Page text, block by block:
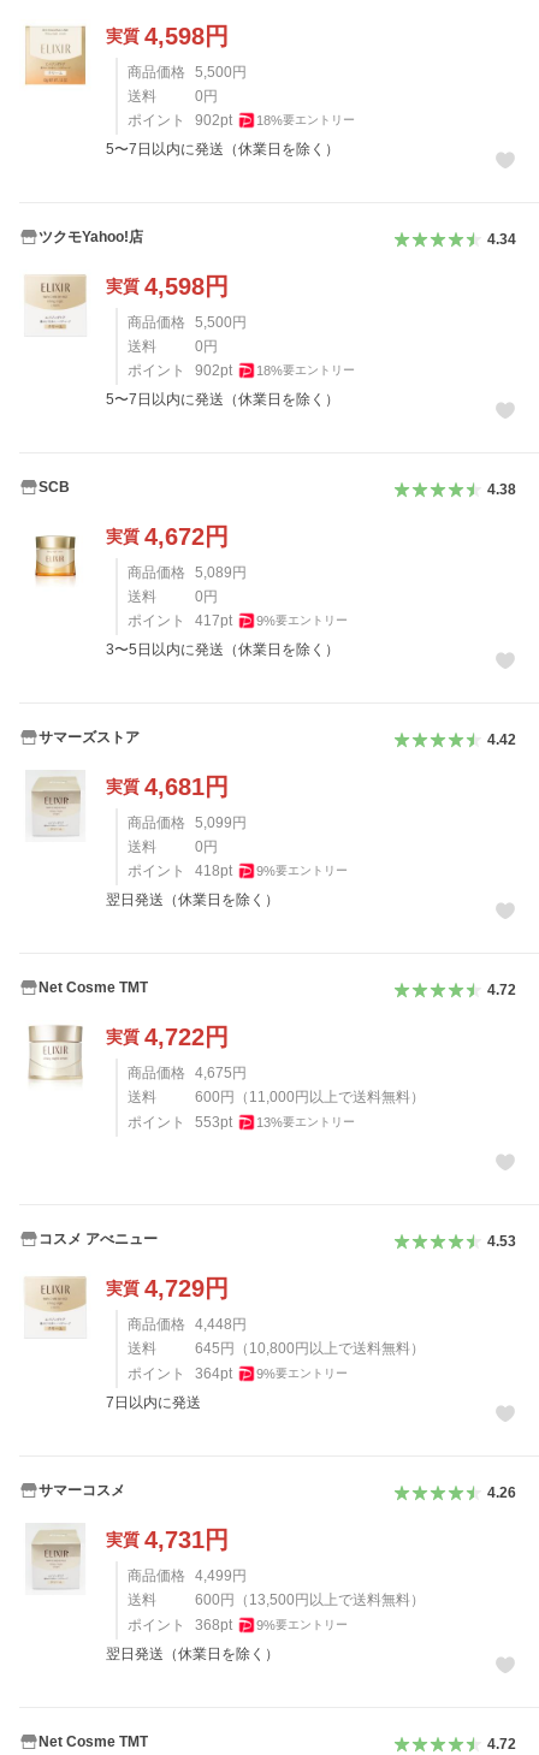
実質 4,598円
商品価格 5,500 円
送料
0 円
ポイント
902pt 18%要エントリー
5〜7日以内に発送（休業日を除く）
ツクモYahoo!店 4.34
実質 4,598円
商品価格 5,500 円
送料
0 円
ポイント
902pt 18%要エントリー
5〜7日以内に発送（休業日を除く）
SCB 4.38
実質 4,672円
商品価格 5,089 円
送料
0 円
ポイント
417pt 9%要エントリー
3〜5日以内に発送（休業日を除く）
サマーズストア 4.42
実質 4,681円
商品価格 5,099 円
送料
0 円
ポイント
418pt 9%要エントリー
翌日発送（休業日を除く）
Net Cosme TMT 4.72
実質 4,722円
商品価格 4,675 円
送料
600 円 （ 11,000 円以上で送料無料）
ポイント
553pt 13%要エントリー
コスメ アべニュー 4.53
実質 4,729円
商品価格 4,448 円
送料
645 円 （ 10,800 円以上で送料無料）
ポイント
364pt 9%要エントリー
7日以内に発送
サマーコスメ 4.26
実質 4,731円
商品価格 4,499 円
送料
600 円 （ 13,500 円以上で送料無料）
ポイント
368pt 9%要エントリー
翌日発送（休業日を除く）
Net Cosme TMT 4.72